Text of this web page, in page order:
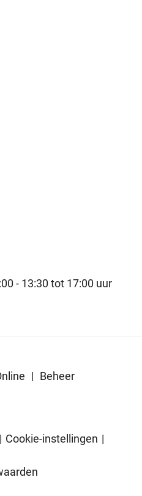
- 13:30 tot 17:00 uur
| Beheer
| Cookie-instellingen |